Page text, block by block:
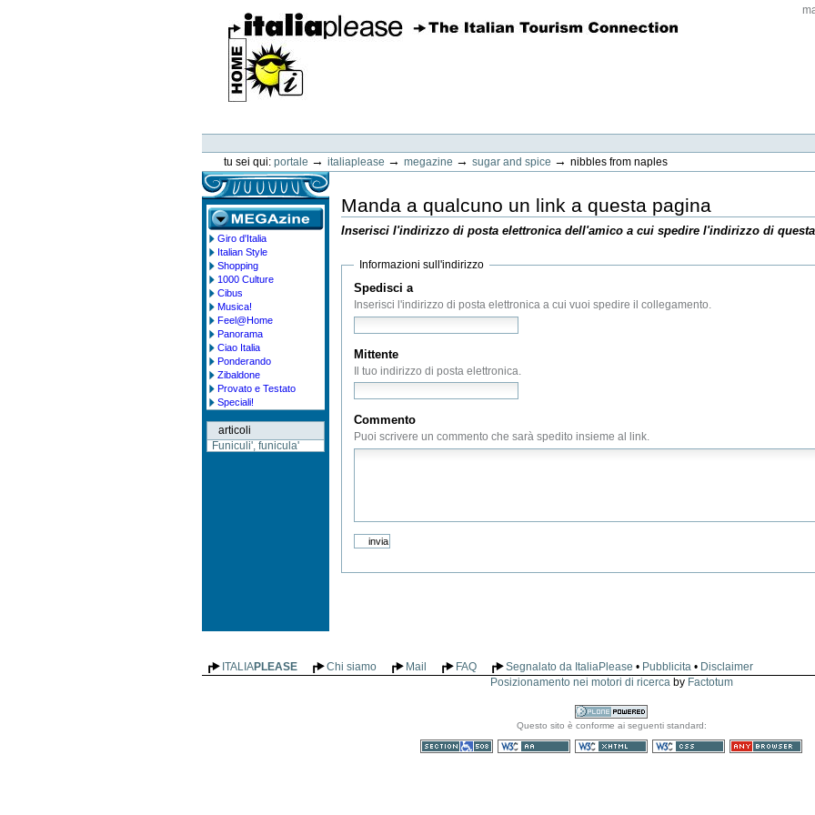
contenuti.
Spostati
navigazione
personali
tu sei qui: portale → italiaplease → megazine → sugar and spice → nibbles from naples
megazine
Giro d'Italia
Italian Style
Shopping
1000 Culture
Cibus
Musica!
Feel@Home
Panorama
Ciao Italia
Ponderando
Zibaldone
Provato e Testato
Speciali!
articoli
Funiculi', funicula'
Manda a qualcuno un link a questa pagina
Inserisci l'indirizzo di posta elettronica dell'amico a cui spedire l'indirizzo di
Informazioni sull'indirizzo
Spedisci a
Inserisci l'indirizzo di posta elettronica a cui vuoi spedire il collegamento.
Mittente
Il tuo indirizzo di posta elettronica.
Commento
Puoi scrivere un commento che sarà spedito insieme al link.
ITALIAPLEASE Chi siamo Mail FAQ Segnalato da ItaliaPlease • Pubblicita • Disclaimer
Posizionamento nei motori di ricerca by Factotum
Realizzato
con Plone
Questo sito è conforme ai seguenti standard: